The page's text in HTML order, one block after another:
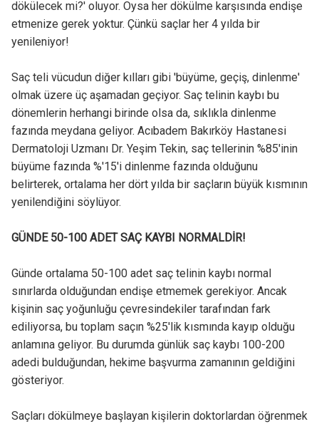
dökülecek mi?' oluyor. Oysa her dökülme karşısında endişe
etmenize gerek yoktur. Çünkü saçlar her 4 yılda bir
yenileniyor!
Saç teli vücudun diğer kılları gibi 'büyüme, geçiş, dinlenme'
olmak üzere üç aşamadan geçiyor. Saç telinin kaybı bu
dönemlerin herhangi birinde olsa da, sıklıkla dinlenme
fazında meydana geliyor. Acıbadem Bakırköy Hastanesi
Dermatoloji Uzmanı Dr. Yeşim Tekin, saç tellerinin %85'inin
büyüme fazında %'15'i dinlenme fazında olduğunu
belirterek, ortalama her dört yılda bir saçların büyük kısmının
yenilendiğini söylüyor.
GÜNDE 50-100 ADET SAÇ KAYBI NORMALDİR!
Günde ortalama 50-100 adet saç telinin kaybı normal
sınırlarda olduğundan endişe etmemek gerekiyor. Ancak
kişinin saç yoğunluğu çevresindekiler tarafından fark
ediliyorsa, bu toplam saçın %25'lik kısmında kayıp olduğu
anlamına geliyor. Bu durumda günlük saç kaybı 100-200
adedi bulduğundan, hekime başvurma zamanının geldiğini
gösteriyor.
Saçları dökülmeye başlayan kişilerin doktorlardan öğrenmek